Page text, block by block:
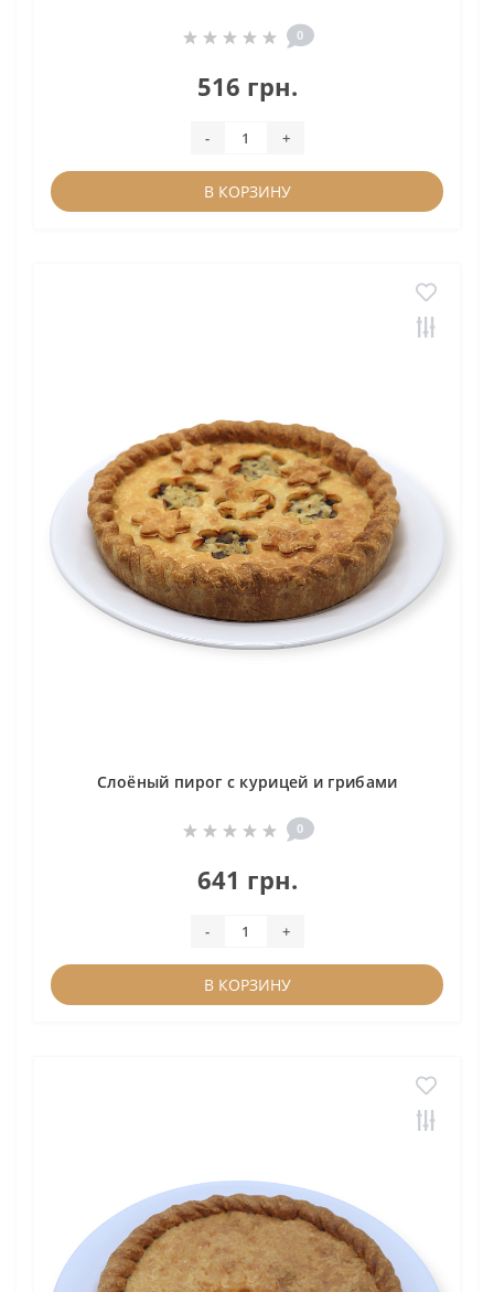
0
516 грн.
- +
В КОРЗИНУ
Слоёный пирог с курицей и грибами
0
641 грн.
- +
В КОРЗИНУ